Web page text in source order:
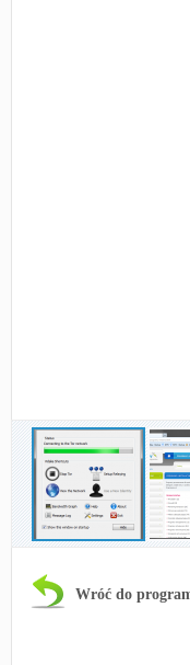
Wróć do